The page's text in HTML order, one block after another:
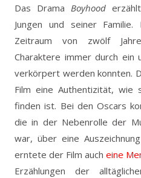
Das Drama Boyhooderzählt
Jungen und seiner
Zeitraum von zwölf
Charaktere immer durch ein
verkörpert werden konnten.
Film eine Authentizität, wie
finden ist. Bei den Oscars
die in der Nebenrolle der
war, über eine
erntete der Film auch eine
Erzählungen der